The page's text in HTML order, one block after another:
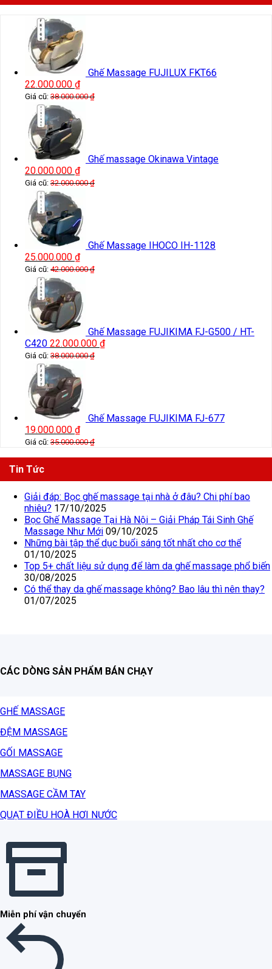
Ghế Massage FUJILUX FKT66
22.000.000 ₫
Giá cũ: 38.000.000₫
Ghế massage Okinawa Vintage
20.000.000 ₫
Giá cũ: 32.000.000₫
Ghế Massage IHOCO IH-1128
25.000.000 ₫
Giá cũ: 42.000.000₫
Ghế Massage FUJIKIMA FJ-G500 / HT-
C420 22.000.000 ₫
Giá cũ: 38.000.000₫
Ghế Massage FUJIKIMA FJ-677
19.000.000 ₫
Giá cũ: 35.000.000₫
Tin Tức
Giải đáp: Bọc ghế massage tại nhà ở đâu? Chi phí bao
nhiêu? 17/10/2025
Bọc Ghế Massage Tại Hà Nội – Giải Pháp Tái Sinh Ghế
Massage Như Mới 09/10/2025
Những bài tập thể dục buổi sáng tốt nhất cho cơ thể
01/10/2025
Top 5+ chất liệu sử dụng để làm da ghế massage phổ biến
30/08/2025
Có thể thay da ghế massage không? Bao lâu thì nên thay?
01/07/2025
CÁC DÒNG SẢN PHẨM BÁN CHẠY
GHẾ MASSAGE
ĐỆM MASSAGE
GỐI MASSAGE
MASSAGE BỤNG
MASSAGE CẦM TAY
QUẠT ĐIỀU HOÀ HƠI NƯỚC
Miễn phí vận chuyển